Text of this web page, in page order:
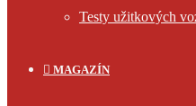
Testy užitkových
MAGAZÍN